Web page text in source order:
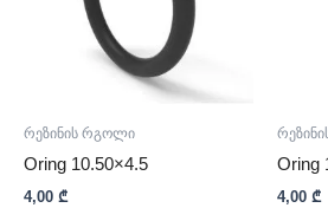
რეზინის რგოლი
Oring 10.50×4.5
4,00 ₾
Oring
4,00 ₾